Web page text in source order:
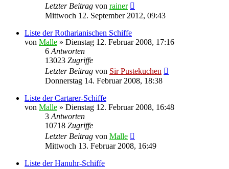
Letzter Beitrag von rainer
Mittwoch 12. September 2012, 09:43
Liste der Rotharianischen Schiffe
von Malle » Dienstag 12. Februar 2008, 17:16
6 Antworten
13023 Zugriffe
Letzter Beitrag von Sir Pustekuchen
Donnerstag 14. Februar 2008, 18:38
Liste der Cartarer-Schiffe
von Malle » Dienstag 12. Februar 2008, 16:48
3 Antworten
10718 Zugriffe
Letzter Beitrag von Malle
Mittwoch 13. Februar 2008, 16:49
Liste der Hanuhr-Schiffe